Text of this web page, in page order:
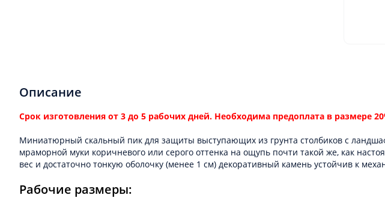
Описание
Срок изготовления от 3 до 5 рабочих дней. Необходима предоплата в размере
Миниатюрный скальный пик для защиты выступающих из грунта столбиков с
мраморной муки коричневого или серого оттенка на ощупь почти такой же, как
вес и достаточно тонкую оболочку (менее 1 см) декоративный камень устойчив к
Рабочие размеры: